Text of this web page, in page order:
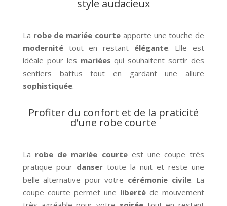
style audacieux
La robe de mariée courte apporte une touche de
modernitétout en restant élégante. Elle est
idéale pour les mariées qui souhaitent sortir des
sentiers battus tout en gardant une allure
sophistiquée.
Profiter du confort et de la praticité
d’une robe courte
La robe de mariée courteest une coupe très
pratique pour dansertoute la nuit et reste une
belle alternative pour votre cérémonie civile. La
coupe courte permet une liberté de mouvement